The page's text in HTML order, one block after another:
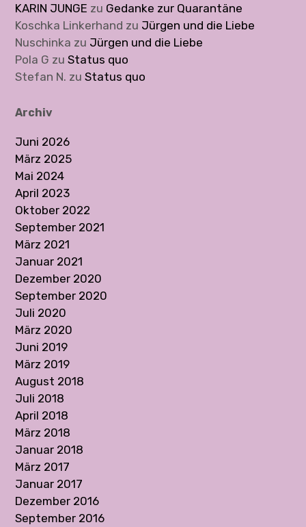
KARIN JUNGE zu Gedanke zur Quarantäne
Koschka Linkerhand zu Jürgen und die Liebe
Nuschinka zu Jürgen und die Liebe
Pola G zuStatus quo
Stefan N. zuStatus quo
Archiv
Juni 2026
März 2025
Mai 2024
April 2023
Oktober 2022
September 2021
März 2021
Januar 2021
Dezember 2020
September 2020
Juli 2020
März 2020
Juni 2019
März 2019
August 2018
Juli 2018
April 2018
März 2018
Januar 2018
März 2017
Januar 2017
Dezember 2016
September 2016